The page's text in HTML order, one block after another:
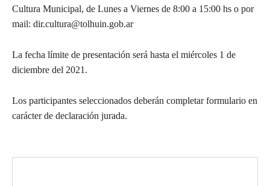
Cultura Municipal, de Lunes a Viernes de 8:00 a 15:00 hs o por
mail: dir.cultura@tolhuin.gob.ar
La fecha límite de presentación será hasta el miércoles 1 de
diciembre del 2021.
Los participantes seleccionados deberán completar formulario en
carácter de declaración jurada.